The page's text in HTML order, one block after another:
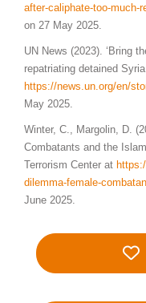
after-caliphate-too-much-
on 27 May 2025.
UN News (2023). ‘Bring
repatriating detained
https://news.un.org/en/
May 2025.
Winter, C., Margolin, D.
Combatants and the
Terrorism Center at
dilemma-female-
June 2025.